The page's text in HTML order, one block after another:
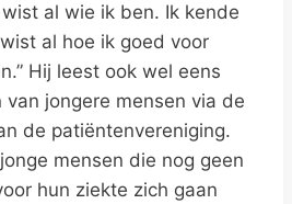
al wie ik ben. Ik kende
al hoe ik goed voor
Hij leest ook wel eens
van jongere mensen via de
de patiëntenvereniging.
mensen die nog geen
hun ziekte zich gaan